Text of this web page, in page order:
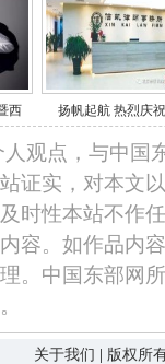
西 扬帆起航 热烈庆
观点，与中国
证实，对本文
时性本站不作
容。如作品内
。中国东部网
关于我们 版权所